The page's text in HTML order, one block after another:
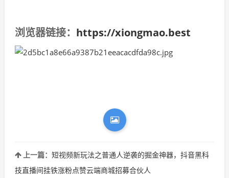
浏览器链接： https://xiongmao.best
上一篇： 短视频新玩法之普通人逆袭的掘金神器，抖音黑科
技直播间挂铁涨粉点赞云端商城招募合伙人